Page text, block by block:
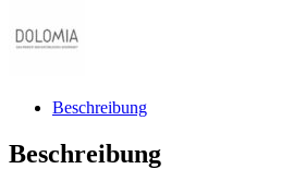
Beschreibung
Beschreibung